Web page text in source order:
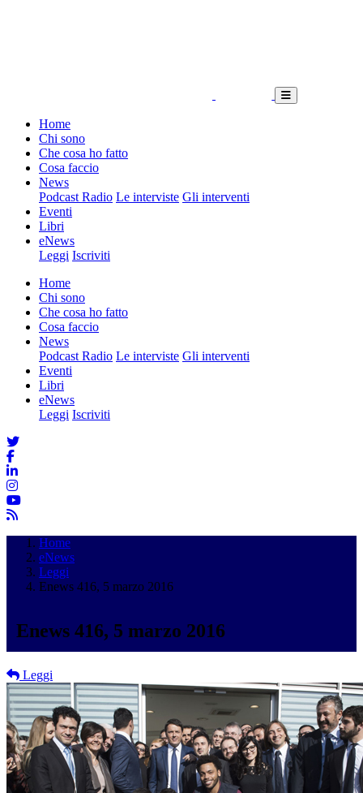
Home
Chi sono
Che cosa ho fatto
Cosa faccio
News
Podcast Radio Le interviste Gli interventi
Eventi
Libri
eNews
Leggi Iscriviti
Home
Chi sono
Che cosa ho fatto
Cosa faccio
News
Podcast Radio Le interviste Gli interventi
Eventi
Libri
eNews
Leggi Iscriviti
Home
eNews
Leggi
Enews 416, 5 marzo 2016
Enews 416, 5 marzo 2016
Leggi